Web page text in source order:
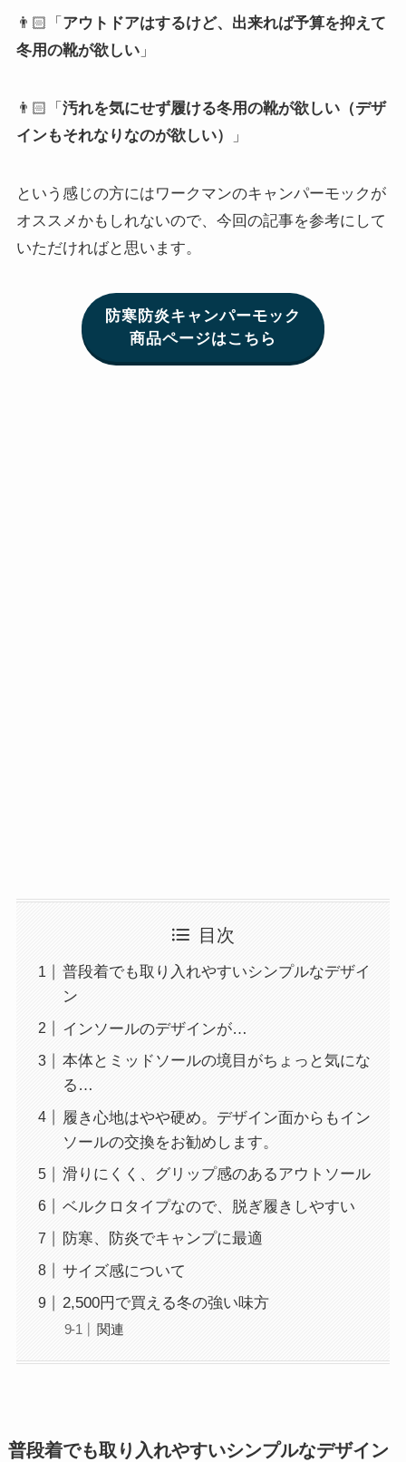
👨🏻「 アウトドアはするけど、出来れば予算を抑えて
冬用の靴が欲しい」
👨🏻「 汚れを気にせず履ける冬用の靴が欲しい（デザ
インもそれなりなのが欲しい）
」
という感じの方にはワークマンのキャンパーモックが
オススメかもしれないので、今回の記事を参考にして
いただければと思います。
防寒防炎キャンパーモック
商品ページはこちら
目次
普段着でも取り入れやすいシンプルなデザイ
ン
インソールのデザインが…
本体とミッドソールの境目がちょっと気にな
る…
履き心地はやや硬め。デザイン面からもイン
ソールの交換をお勧めします。
滑りにくく、グリップ感のあるアウトソール
ベルクロタイプなので、脱ぎ履きしやすい
防寒、防炎でキャンプに最適
サイズ感について
2,500円で買える冬の強い味方
関連
普段着でも取り入れやすいシンプルなデザイン